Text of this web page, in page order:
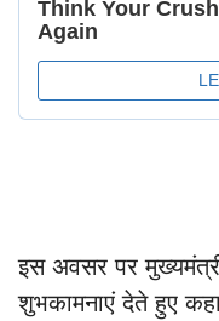
इस अवसर पर
शुभकामनाएं देते हुए